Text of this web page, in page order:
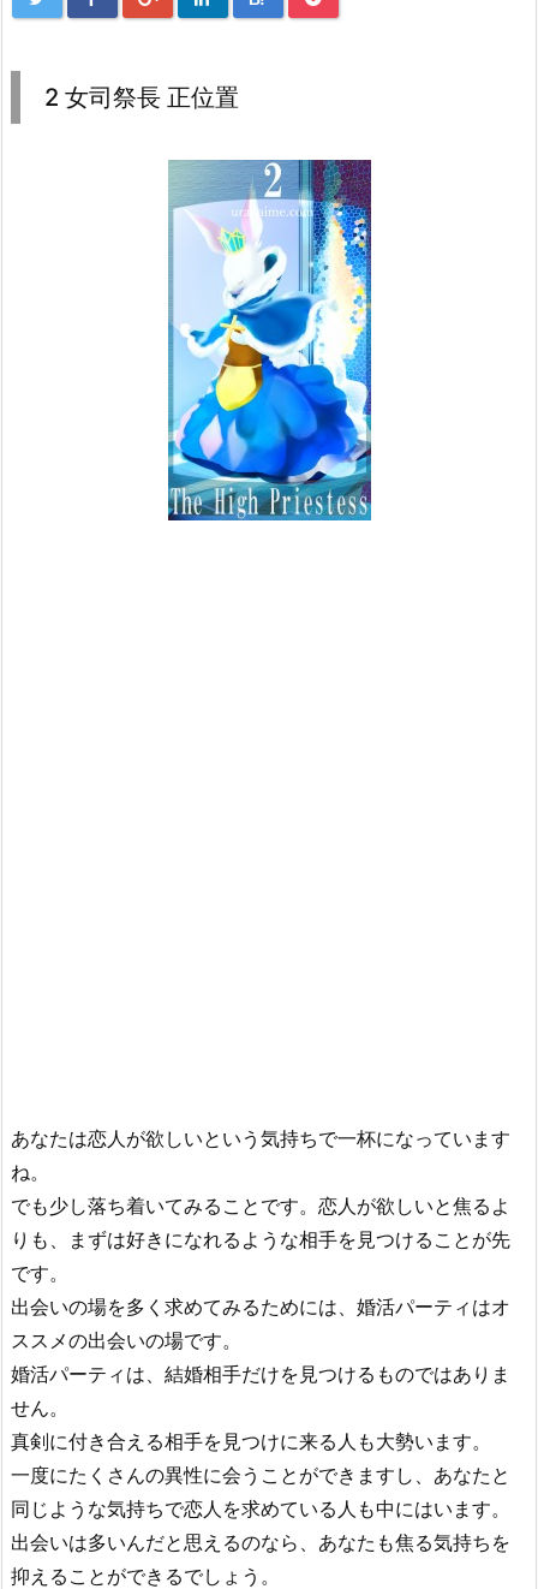
2 女司祭長 正位置
あなたは恋人が欲しいという気持ちで一杯になっています
ね。
でも少し落ち着いてみることです。恋人が欲しいと焦るよ
りも、まずは好きになれるような相手を見つけることが先
です。
出会いの場を多く求めてみるためには、婚活パーティはオ
ススメの出会いの場です。
婚活パーティは、結婚相手だけを見つけるものではありま
せん。
真剣に付き合える相手を見つけに来る人も大勢います。
一度にたくさんの異性に会うことができますし、あなたと
同じような気持ちで恋人を求めている人も中にはいます。
出会いは多いんだと思えるのなら、あなたも焦る気持ちを
抑えることができるでしょう。